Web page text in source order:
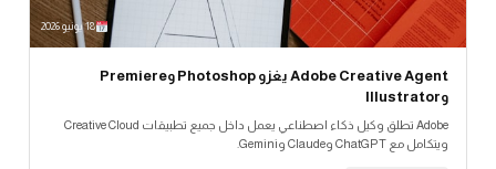
18 يونيو 2026
Adobe Creative Agent يغزو Photoshop وPremiere
وIllustrator
Adobe تطلق وكيل ذكاء اصطناعي يعمل داخل جميع تطبيقات Creative Cloud
ويتكامل مع ChatGPT وClaude وGemini.